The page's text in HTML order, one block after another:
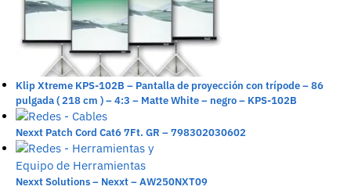
Klip Xtreme KPS-102B – Pantalla de proyección con trípode – 86
pulgada ( 218 cm ) – 4:3 – Matte White – negro – KPS-102B
Nexxt Patch Cord Cat6 7Ft. GR – 798302030602
Nexxt Solutions – Nexxt – AW250NXT09